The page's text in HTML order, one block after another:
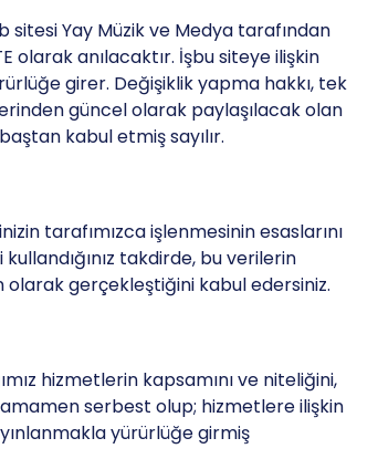
Yay Müzik ve Medya tarafından
olarak anılacaktır. İşbu siteye ilişkin
girer. Değişiklik yapma hakkı, tek
güncel olarak paylaşılacak olan
kabul etmiş sayılır.
tarafımızca işlenmesinin esaslarını
takdirde, bu verilerin
olarak gerçekleştiğini kabul edersiniz.
hizmetlerin kapsamını ve niteliğini,
serbest olup; hizmetlere ilişkin
yürürlüğe girmiş